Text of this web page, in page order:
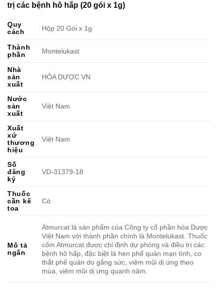
trị các bệnh hô hấp (20 gói x 1g)
Quy
cách
Hộp 20 Gói x 1g
Thành
phần
Montelukast
Nhà
sản
xuất
HÓA DƯỢC VN
Nước
sản
xuất
Việt Nam
Xuất
xứ
thương
hiệu
Việt Nam
Số
đăng
ký
VD-31379-18
Thuốc
cần kê
toa
Có
Mô tả
ngắn
Atmurcat là sản phẩm của Công ty cổ phần hóa Dược
Việt Nam với thành phần chính là Montelukast. Thuốc
cốm Atmurcat được chỉ định dự phòng và điều trị các
bệnh hô hấp, đặc biệt là hen phế quản mạn tính, co
thắt phế quản do gắng sức, viêm mũi dị ứng theo
mùa, viêm mũi dị ứng quanh năm.